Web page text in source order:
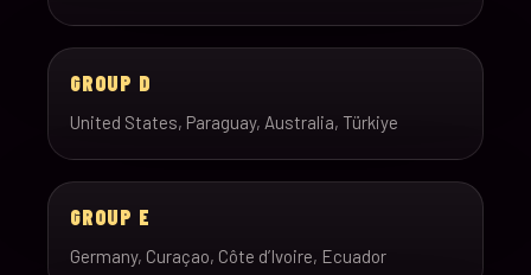
GROUP D
United States, Paraguay, Australia, Türkiye
GROUP E
Germany, Curaçao, Côte d’Ivoire, Ecuador